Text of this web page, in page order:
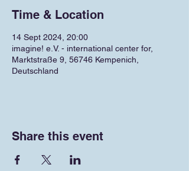
Time & Location
14 Sept 2024, 20:00
imagine! e.V. - international center for,
Marktstraße 9, 56746 Kempenich,
Deutschland
Share this event